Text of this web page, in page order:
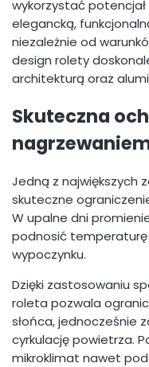
wykorzystać
elegancką,
niezależnie od
design rolety
architekturą oraz
Skuteczna
Jedną z największych
skuteczne
W upalne dni
podnosić
wypoczynku.
Dzięki zastosowaniu
roleta pozwala
słońca, jednocześnie
cyrkulację powietrza.
mikroklimat nawet